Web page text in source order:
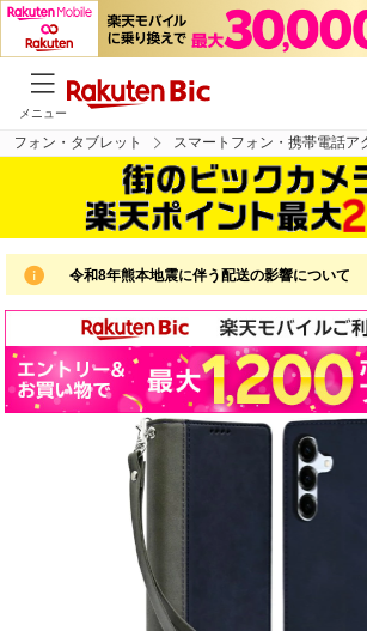
メニュー
フォン・タブレット スマートフォン・携帯電話ア
令和8年熊本地震に伴う配送の影響について